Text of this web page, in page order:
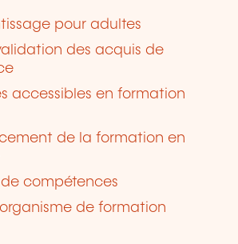
pour adultes
des acquis de
accessibles en formation
de la formation en
de compétences
de formation